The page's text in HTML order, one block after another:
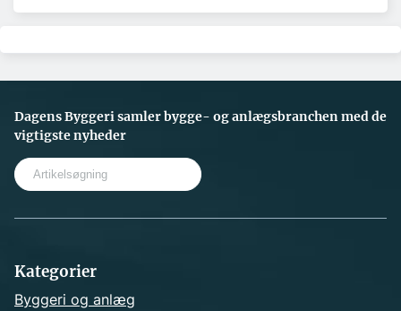
Dagens Byggeri samler bygge- og anlægsbranchen med de
vigtigste nyheder
Kategorier
Byggeri og anlæg